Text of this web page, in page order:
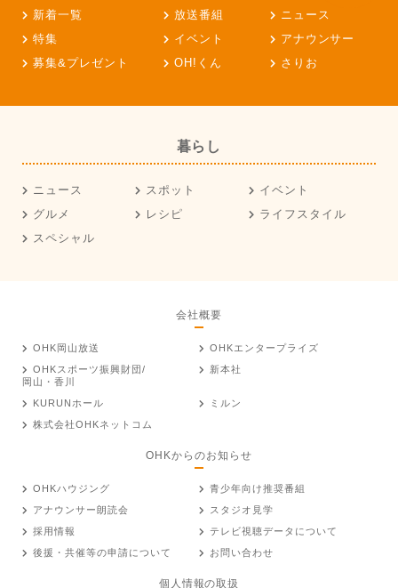
新着一覧 放送番組
ニュース
特集
イベント
アナウンサー
募集&プレゼント
OH!くん さりお
暮らし
ニュース スポット
イベント
グルメ
レシピ
ライフスタイル
スペシャル
会社概要
OHK岡山放送
OHKエンタープライズ
OHKスポーツ振興財団/
岡山・香川
新本社
KURUNホール
ミルン
株式会社OHKネットコム
OHKからのお知らせ
OHKハウジング
青少年向け推奨番組
アナウンサー朗読会
スタジオ見学
採用情報
テレビ視聴データについて
後援・共催等の申請について
お問い合わせ
個人情報の取扱